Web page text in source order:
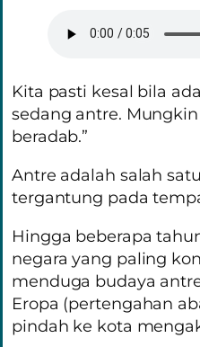
Kita pasti kesal bila
sedang antre.
beradab.”
Antre adalah salah
tergantung pada
Hingga beberapa
negara yang paling
menduga budaya
Eropa (pertengahan
pindah ke kota